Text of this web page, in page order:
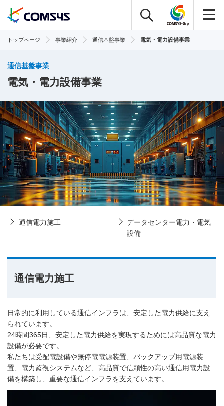
トップページ 事業紹介 通信基盤事業 電気・電力設備事業
通信基盤事業
電気・電力設備事業
通信電力施工
データセンター電力・電気
設備
通信電力施工
日常的に利用している通信インフラは、安定した電力供給に支え
られています。
24時間365日、安定した電力供給を実現するためには高品質な電力
設備が必要です。
私たちは受配電設備や無停電電源装置、バックアップ用電源装
置、電力監視システムなど、高品質で信頼性の高い通信用電力設
備を構築し、重要な通信インフラを支えています。